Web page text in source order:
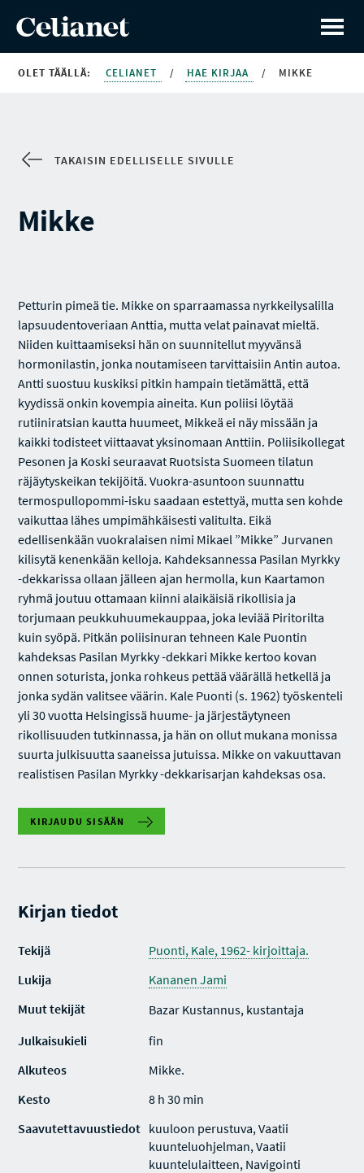
OLET TÄÄLLÄ: CELIANET / HAE KIRJAA / MIKKE
TAKAISIN EDELLISELLE SIVULLE
Mikke
Petturin pimeä tie. Mikke on sparraamassa nyrkkeilysalilla
lapsuudentoveriaan Anttia, mutta velat painavat mieltä.
Niiden kuittaamiseksi hän on suunnitellut myyvänsä
hormonilastin, jonka noutamiseen tarvittaisiin Antin autoa.
Antti suostuu kuskiksi pitkin hampain tietämättä, että
kyydissä onkin kovempia aineita. Kun poliisi löytää
rutiiniratsian kautta huumeet, Mikkeä ei näy missään ja
kaikki todisteet viittaavat yksinomaan Anttiin. Poliisikollegat
Pesonen ja Koski seuraavat Ruotsista Suomeen tilatun
räjäytyskeikan tekijöitä. Vuokra-asuntoon suunnattu
termospullopommi-isku saadaan estettyä, mutta sen kohde
vaikuttaa lähes umpimähkäisesti valitulta. Eikä
edellisenkään vuokralaisen nimi Mikael ”Mikke” Jurvanen
kilisytä kenenkään kelloja. Kahdeksannessa Pasilan Myrkky
-dekkarissa ollaan jälleen ajan hermolla, kun Kaartamon
ryhmä joutuu ottamaan kiinni alaikäisiä rikollisia ja
torjumaan peukkuhuumekauppaa, joka leviää Piritorilta
kuin syöpä. Pitkän poliisinuran tehneen Kale Puontin
kahdeksas Pasilan Myrkky -dekkari Mikke kertoo kovan
onnen soturista, jonka rohkeus pettää väärällä hetkellä ja
jonka sydän valitsee väärin. Kale Puonti (s. 1962) työskenteli
yli 30 vuotta Helsingissä huume- ja järjestäytyneen
rikollisuuden tutkinnassa, ja hän on ollut mukana monissa
suurta julkisuutta saaneissa jutuissa. Mikke on vakuuttavan
realistisen Pasilan Myrkky -dekkarisarjan kahdeksas osa.
KIRJAUDU SISÄÄN
Kirjan tiedot
Tekijä
Puonti, Kale, 1962- kirjoittaja.
Lukija
Kananen Jami
Muut tekijät
Bazar Kustannus, kustantaja
Julkaisukieli
fin
Alkuteos
Mikke.
Kesto
8 h 30 min
Saavutettavuustiedot kuuloon perustuva, Vaatii
kuunteluohjelman, Vaatii
kuuntelulaitteen, Navigointi